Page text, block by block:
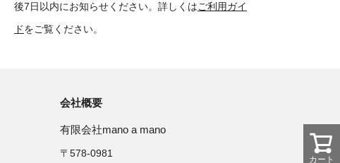
カート
後7日以内にお知らせください。詳しくはご利用ガイ
ドをご覧ください。
会社概要
有限会社mano a mano
〒578-0981